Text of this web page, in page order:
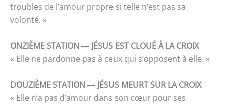
troubles de l’amour propre si telle n’est pas sa
volonté. »
ONZIÈME STATION ― JÉSUS EST CLOUÉ À LA CROIX
« Elle ne pardonne pas à ceux qui s’opposent à elle. »
DOUZIÈME STATION ― JÉSUS MEURT SUR LA CROIX
« Elle n’a pas d’amour dans son cœur pour ses